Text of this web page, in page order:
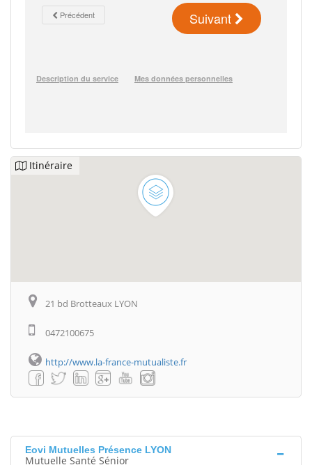
Itinéraire
21 bd Brotteaux LYON
0472100675
http://www.la-france-mutualiste.fr
Eovi Mutuelles Présence LYON
Mutuelle Santé Sénior